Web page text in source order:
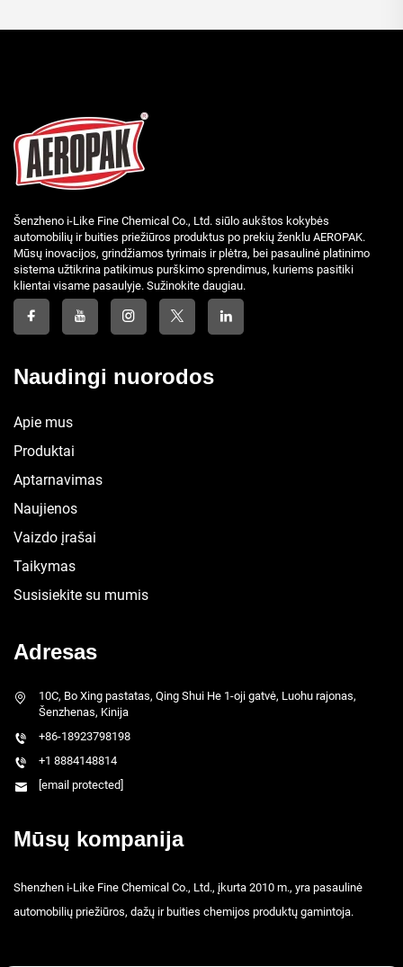
Šenzheno i-Like Fine Chemical Co., Ltd. siūlo aukštos kokybės
automobilių ir buities priežiūros produktus po prekių ženklu AEROPAK.
Mūsų inovacijos, grindžiamos tyrimais ir plėtra, bei pasaulinė platinimo
sistema užtikrina patikimus purškimo sprendimus, kuriems pasitiki
klientai visame pasaulyje. Sužinokite daugiau.
Naudingi nuorodos
Apie mus
Produktai
Aptarnavimas
Naujienos
Vaizdo įrašai
Taikymas
Susisiekite su mumis
Adresas
10C, Bo Xing pastatas, Qing Shui He 1-oji gatvė, Luohu rajonas,
Šenzhenas, Kinija
+86-18923798198
+1 8884148814
[email protected]
Mūsų kompanija
Shenzhen i-Like Fine Chemical Co., Ltd., įkurta 2010 m., yra pasaulinė
automobilių priežiūros, dažų ir buities chemijos produktų gamintoja.